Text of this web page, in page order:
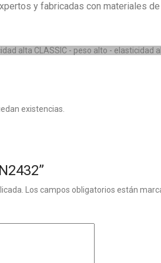
y fabricadas con materiales
alta CLASSIC - peso alto - elasticidad
existencias.
Los campos obligatorios están